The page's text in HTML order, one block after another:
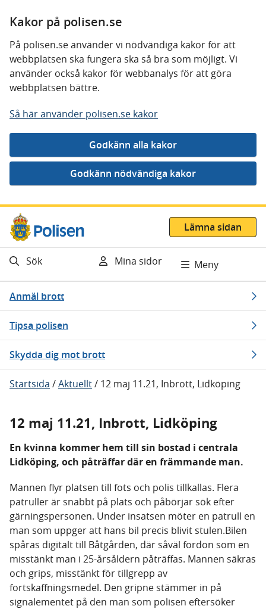
Kakor på polisen.se
På polisen.se använder vi nödvändiga kakor för att
webbplatsen ska fungera ska så bra som möjligt. Vi
använder också kakor för webbanalys för att göra
webbplatsen bättre.
Så här använder polisen.se kakor
Gå direkt till innehåll
Lämna sidan
Sök Mina sidor Meny
Anmäl brott
Tipsa polisen
Skydda dig mot brott
Startsida /Aktuellt/ 12 maj 11.21, Inbrott, Lidköping
12 maj 11.21, Inbrott, Lidköping
En kvinna kommer hem till sin bostad i centrala
Lidköping, och påträffar där en främmande man.
Mannen flyr platsen till fots och polis tillkallas. Flera
patruller är snabbt på plats och påbörjar sök efter
gärningspersonen. Under insatsen möter en patrull en
man som uppger att hans bil precis blivit stulen.Bilen
spåras digitalt till Båtgården, där såväl fordon som en
misstänkt man i 25-årsåldern påträffas. Mannen säkras
och grips, misstänkt för tillgrepp av
fortskaffningsmedel. Den gripne stämmer in på
signalementet på den man som polisen eftersöker